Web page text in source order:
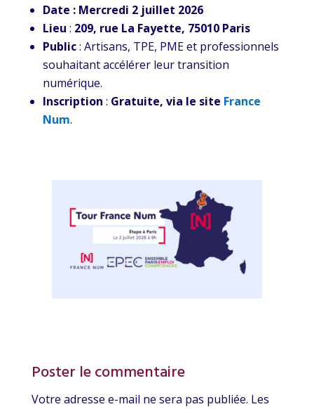
Date : Mercredi 2 juillet 2026
Lieu : 209, rue La Fayette, 75010 Paris
Public: Artisans, TPE, PME et professionnels
souhaitant accélérer leur transition
numérique.
Inscription : Gratuite, via le site France
Num.
Poster le commentaire
Votre adresse e-mail ne sera pas publiée. Les